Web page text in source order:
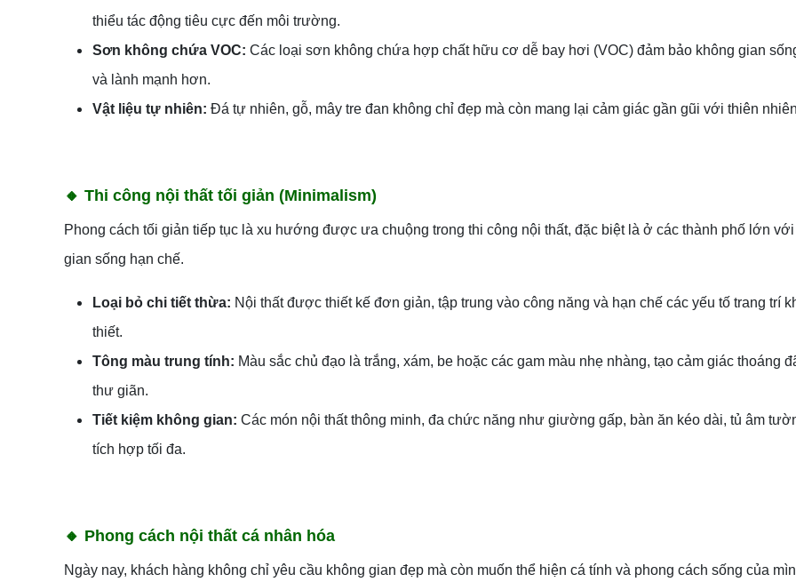
thiểu tác động tiêu cực đến môi trường.
Sơn không chứa VOC: Các loại sơn không chứa hợp chất hữu cơ dễ bay hơi (VOC) đảm bảo không gian
và lành mạnh hơn.
Vật liệu tự nhiên: Đá tự nhiên, gỗ, mây tre đan không chỉ đẹp mà còn mang lại cảm giác gần gũi với thiên
🔸 Thi công nội thất tối giản (Minimalism)
Phong cách tối giản tiếp tục là xu hướng được ưa chuộng trong thi công nội thất, đặc biệt là ở các thành phố lớn
gian sống hạn chế.
Loại bỏ chi tiết thừa: Nội thất được thiết kế đơn giản, tập trung vào công năng và hạn chế các yếu tố trang trí
thiết.
Tông màu trung tính: Màu sắc chủ đạo là trắng, xám, be hoặc các gam màu nhẹ nhàng, tạo cảm giác thoáng
thư giãn.
Tiết kiệm không gian: Các món nội thất thông minh, đa chức năng như giường gấp, bàn ăn kéo dài, tủ âm
tích hợp tối đa.
🔸 Phong cách nội thất cá nhân hóa
Ngày nay, khách hàng không chỉ yêu cầu không gian đẹp mà còn muốn thể hiện cá tính và phong cách sống của